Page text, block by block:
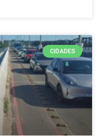
CIDADES